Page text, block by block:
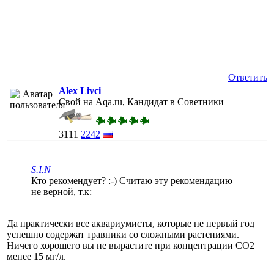
Ответить
Alex Livci
Свой на Aqa.ru, Кандидат в Советники
3111 2242
S.I.N
Кто рекомендует? :-) Считаю эту рекомендацию
не верной, т.к:
Да практически все аквариумисты, которые не первый год
успешно содержат травники со сложными растениями.
Ничего хорошего вы не вырастите при концентрации СО2
менее 15 мг/л.